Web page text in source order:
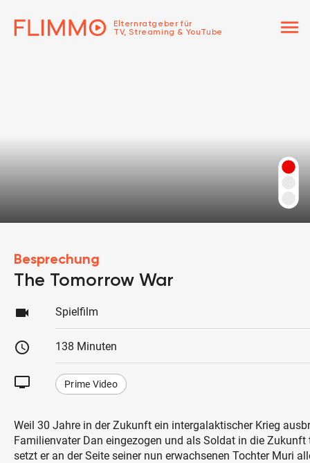
Elternratgeber für
TV, Streaming & YouTube
menu
Besprechung
The Tomorrow War
videocam Spielfilm
schedule 138 Minuten
tv Prime Video
Weil 30 Jahre in der Zukunft ein intergalaktischer Krieg
Familienvater Dan eingezogen und als Soldat in die Zukunft
setzt er an der Seite seiner nun erwachsenen Tochter Muri